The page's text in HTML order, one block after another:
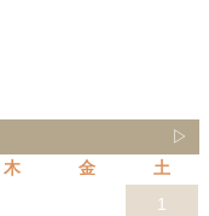
▷
木 金
土
1